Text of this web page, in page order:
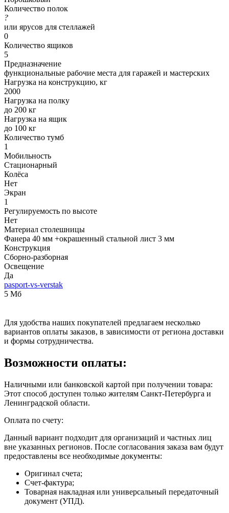
Количество полок
?
или ярусов для стеллажей
0
Количество ящиков
5
Предназначение
функциональные рабочие места для гаражей и мастерских
Нагрузка на конструкцию, кг
2000
Нагрузка на полку
до 200 кг
Нагрузка на ящик
до 100 кг
Количество тумб
1
Мобильность
Стационарный
Колёса
Нет
Экран
1
Регулируемость по высоте
Нет
Материал столешницы
Фанера 40 мм +окрашенный стальной лист 3 мм
Конструкция
Сборно-разборная
Освещение
Да
pasport-vs-verstak
5 Мб
Для удобства наших покупателей предлагаем несколько
вариантов оплаты заказов, в зависимости от региона доставки
и формы сотрудничества.
Возможности оплаты:
Наличными или банковской картой при получении товара:
Этот способ доступен только жителям Санкт-Петербурга и
Ленинградской области.
Оплата по счету:
Данный вариант подходит для организаций и частных лиц
вне указанных регионов. После согласования заказа вам будут
предоставлены все необходимые документы:
Оригинал счета;
Счет-фактура;
Товарная накладная или универсальный передаточный
документ (УПД).